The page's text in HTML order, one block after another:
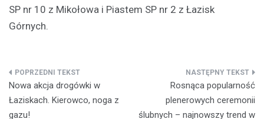
SP nr 10 z Mikołowa i Piastem SP nr 2 z Łazisk
Górnych.
Nawigacja
wpisu
Nowa akcja drogówki w
Łaziskach. Kierowco, noga z
gazu!
Rosnąca popularność
plenerowych ceremonii
ślubnych – najnowszy trend w